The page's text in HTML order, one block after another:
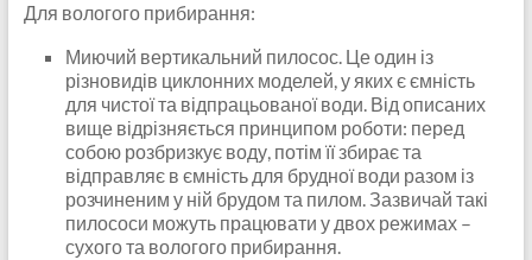
Для вологого прибирання:
Миючий вертикальний пилосос. Це один із
різновидів циклонних моделей, у яких є ємність
для чистої та відпрацьованої води. Від описаних
вище відрізняється принципом роботи: перед
собою розбризкує воду, потім її збирає та
відправляє в ємність для брудної води разом із
розчиненим у ній брудом та пилом. Зазвичай такі
пилососи можуть працювати у двох режимах –
сухого та вологого прибирання.